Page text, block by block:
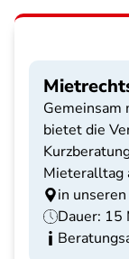
bietet die
Mieteralltag
in
Dauer: 15